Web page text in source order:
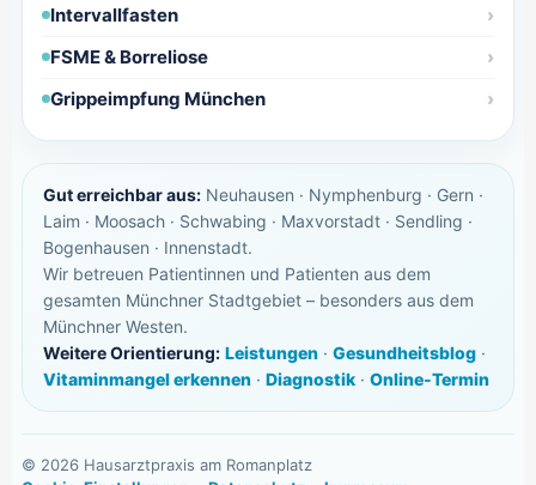
Intervallfasten
FSME & Borreliose
Grippeimpfung München
Gut erreichbar aus:Neuhausen · Nymphenburg · Gern ·
Laim · Moosach · Schwabing · Maxvorstadt · Sendling ·
Bogenhausen · Innenstadt.
Wir betreuen Patientinnen und Patienten aus dem
gesamten Münchner Stadtgebiet – besonders aus dem
Münchner Westen.
Weitere Orientierung: Leistungen· Gesundheitsblog·
Vitaminmangel erkennen· Diagnostik· Online-Termin
© 2026Hausarztpraxis am Romanplatz